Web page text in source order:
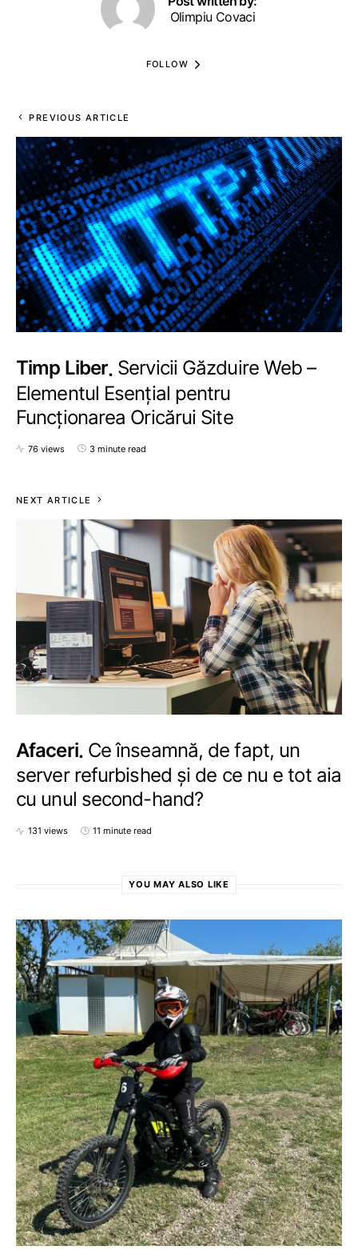
Olimpiu Covaci
FOLLOW
PREVIOUS ARTICLE
Timp Liber Servicii Găzduire Web –
Elementul Esențial pentru
Funcționarea Oricărui Site
76 views 3 minute read
NEXT ARTICLE
Afaceri Ce înseamnă, de fapt, un
server refurbished și de ce nu e tot aia
cu unul second-hand?
131 views 11 minute read
YOU MAY ALSO LIKE